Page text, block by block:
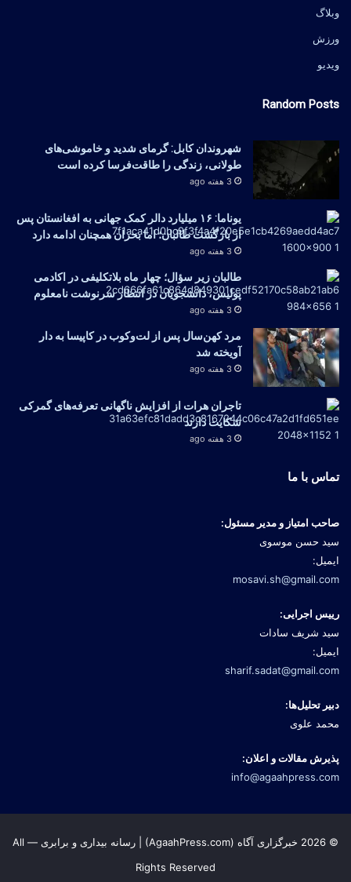
وبلاگ
ورزش
ویدیو
Random Posts
شهروندان کابل: گرمای شدید و خاموشی‌های
طولانی، زندگی را طاقت‌فرسا کرده است
3 هفته ago
یوناما: ۱۶ میلیارد دالر کمک جهانی به افغانستان پس
از بازگشت طالبان؛ اما بحران همچنان ادامه دارد
3 هفته ago
طالبان زیر سؤال؛ چهار ماه بلاتکلیفی در اکادمی
پولیس، دانشجویان در انتظار سرنوشت نامعلوم
3 هفته ago
مرد کهن‌سال پس از لت‌وکوب در کاپیسا به دار
آویخته شد
3 هفته ago
تاجران هرات از افزایش ناگهانی تعرفه‌های گمرکی
شکایت دارند
3 هفته ago
تماس با ما
صاحب امتیاز و مدیر مسئول:
سید حسن موسوی
ایمیل:
mosavi.sh@gmail.com
رییس اجرایی:
سید شریف سادات
ایمیل:
sharif.sadat@gmail.com
دبیر تحلیل‌ها:
محمد علوی
پذیرش مقالات و اعلان:
info@agaahpress.com
© 2026 خبرگزاری آگاه (AgaahPress.com) | رسانه بیداری و برابری — All
Rights Reserved